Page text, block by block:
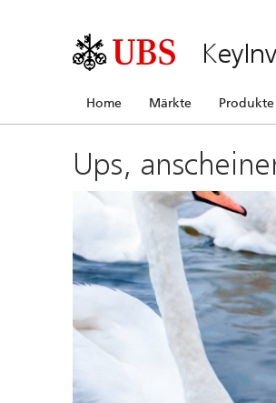
Home Märkte Produkte
Ups,